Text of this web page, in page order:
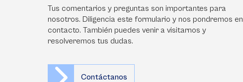
Tus comentarios y preguntas son importantes para
nosotros. Diligencia este formulario y nos pondremos en
contacto. También puedes venir a visitarnos y
resolveremos tus dudas.
Contáctanos